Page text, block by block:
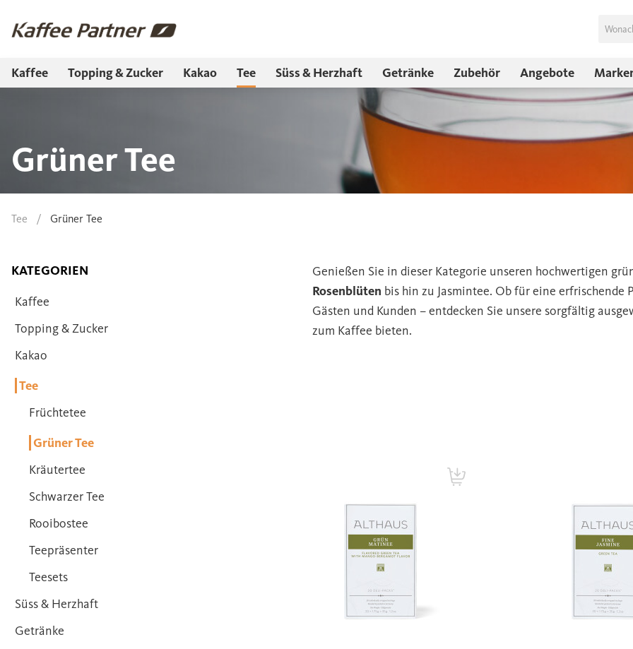
Kaffee Topping & Zucker Kakao Tee Süss & Herzhaft Getränke Zubehör Angebote
Grüner Tee
Tee / Grüner Tee
KATEGORIEN
Kaffee
Topping & Zucker
Kakao
Tee
Früchtetee
Grüner Tee
Kräutertee
Schwarzer Tee
Rooibostee
Teepräsenter
Teesets
Süss & Herzhaft
Getränke
Genießen Sie in dieser Kategorie unseren hochwertigen
Rosenblüten bis hin zu Jasmintee. Ob für eine
Gästen und Kunden – entdecken Sie unsere sorgfältig
zum Kaffee bieten.